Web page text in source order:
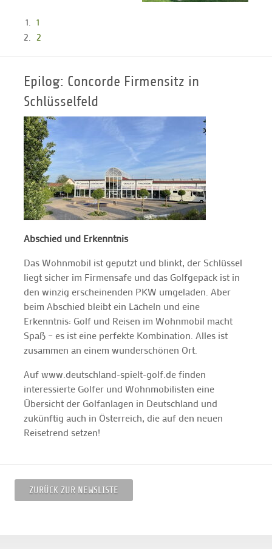
1
2
Epilog: Concorde Firmensitz in
Schlüsselfeld
Abschied und Erkenntnis
Das Wohnmobil ist geputzt und blinkt, der Schlüssel
liegt sicher im Firmensafe und das Golfgepäck ist in
den winzig erscheinenden PKW umgeladen. Aber
beim Abschied bleibt ein Lächeln und eine
Erkenntnis: Golf und Reisen im Wohnmobil macht
Spaß – es ist eine perfekte Kombination. Alles ist
zusammen an einem wunderschönen Ort.
Auf www.deutschland-spielt-golf.de finden
interessierte Golfer und Wohnmobilisten eine
Übersicht der Golfanlagen in Deutschland und
zukünftig auch in Österreich, die auf den neuen
Reisetrend setzen!
ZURÜCK ZUR NEWSLISTE